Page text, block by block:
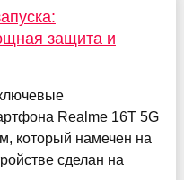
защита и
Realme 16T 5G
который намечен на
сделан на